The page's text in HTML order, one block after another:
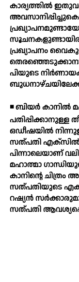
കാര്യത്തില്‍
പ്രഖ്യാപനം
പിയുടെ
ബുധനാഴ്ചയിലേക്ക്
◾ ബിയര്‍ കാനില്‍
പതിപ്പിക്കാനുള്ള
ഒഡീഷയില്‍
സത്പതി എക്സില്‍
പിന്നാലെയാണ്
മഹാത്മാ
കാനിന്റെ
സത്പതിയുടെ
റഷ്യന്‍
സത്പതി